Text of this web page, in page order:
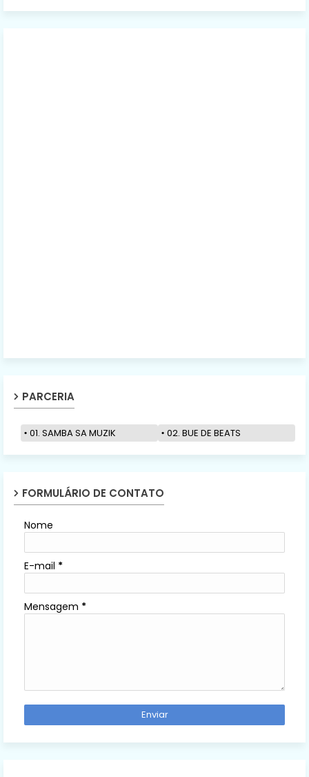
PARCERIA
01. SAMBA SA MUZIK 02. BUE DE BEATS
FORMULÁRIO DE CONTATO
Nome
E-mail *
Mensagem *